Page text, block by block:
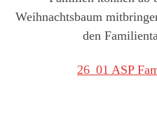
Weihnachtsbaum
den
26_01 ASP